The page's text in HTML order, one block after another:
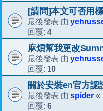
[請問]本文可否用
最後發表 由
回覆: 4
麻煩幫我更改
最後發表 由
回覆: 10
關於安裝en官方
最後發表 由 spider «
回覆: 6